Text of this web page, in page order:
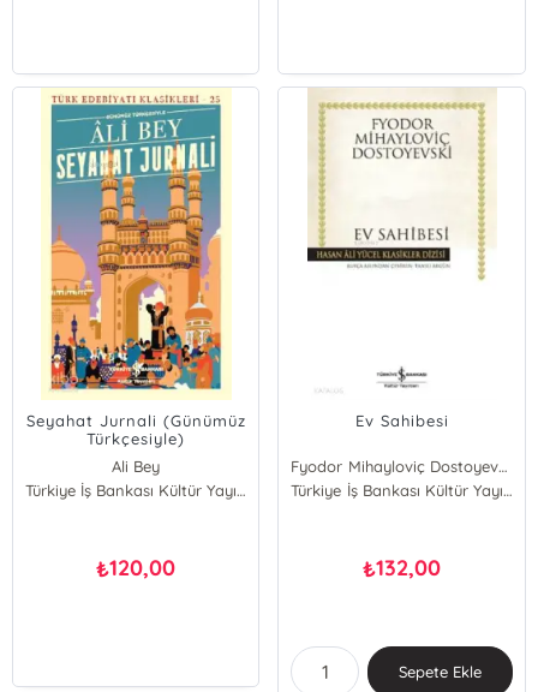
Seyahat Jurnali (Günümüz
Türkçesiyle)
Ali Bey
Türkiye İş Bankası Kültür Yayınları
₺120,00
Ev Sahibesi
Fyodor Mihayloviç Dostoyevski
Türkiye İş Bankası Kültür Yayınları
₺132,00
Sepete Ekle